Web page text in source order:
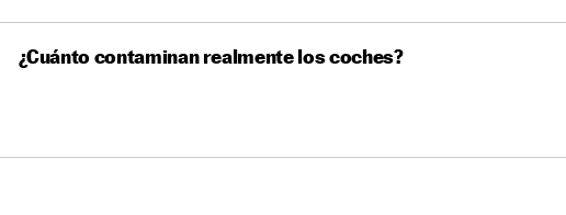
¿Cuánto contaminan realmente los coches?